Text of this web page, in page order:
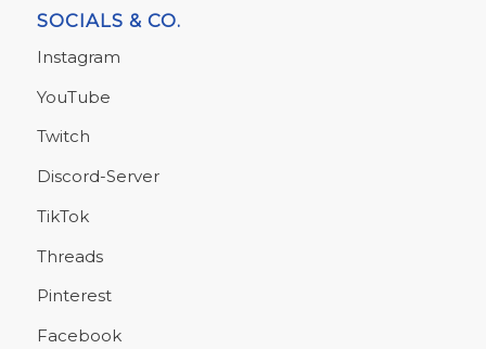
SOCIALS & CO.
Instagram
YouTube
Twitch
Discord-Server
TikTok
Threads
Pinterest
Facebook